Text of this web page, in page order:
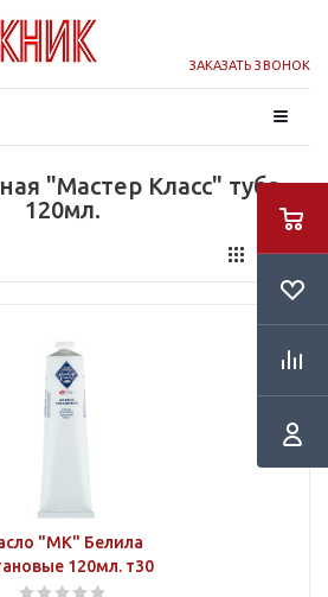
ЗАКАЗАТЬ ЗВОНОК
"Мастер Класс" туба
120мл.
"МК" Белила
120мл. т30